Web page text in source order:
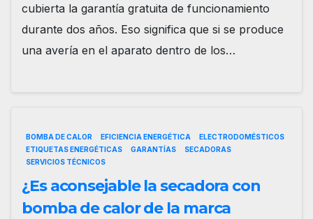
cubierta la garantía gratuita de funcionamiento
durante dos años. Eso significa que si se produce
una avería en el aparato dentro de los…
BOMBA DE CALOR EFICIENCIA ENERGÉTICA
ELECTRODOMÉSTICOS
ETIQUETAS ENERGÉTICAS
GARANTÍAS
SECADORAS
SERVICIOS TÉCNICOS
¿Es aconsejable la secadora con
bomba de calor de la marca